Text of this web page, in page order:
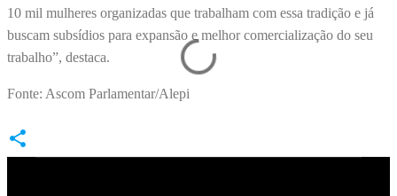
10 mil mulheres organizadas que trabalham com essa tradição e já
buscam subsídios para expansão e melhor comercialização do seu
trabalho”, destaca.
Fonte: Ascom Parlamentar/Alepi